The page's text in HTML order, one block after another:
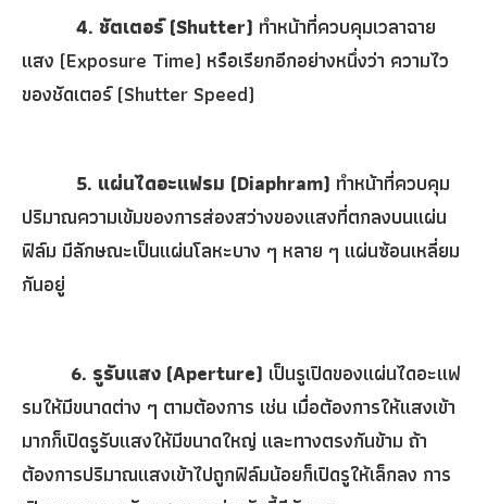
4. ชัตเตอร์ (Shutter) ทำหน้าที่ควบคุมเวลาฉาย
แสง (Exposure Time) หรือเรียกอีกอย่างหนึ่งว่า ความไว
ของชัดเตอร์ (Shutter Speed)
5. แผ่นไดอะแฟรม (Diaphram) ทำหน้าที่ควบคุม
ปริมาณความเข้มของการส่องสว่างของแสงที่ตกลงบนแผ่น
ฟิล์ม มีลักษณะเป็นแผ่นโลหะบาง ๆ หลาย ๆ แผ่นซ้อนเหลี่ยม
กันอยู่
6. รูรับแสง (Aperture) เป็นรูเปิดของแผ่นไดอะแฟ
รมให้มีขนาดต่าง ๆ ตามต้องการ เช่น เมื่อต้องการให้แสงเข้า
มากก็เปิดรูรับแสงให้มีขนาดใหญ่ และทางตรงกันข้าม ถ้า
ต้องการปริมาณแสงเข้าไปถูกฟิล์มน้อยก็เปิดรูให้เล็กลง การ